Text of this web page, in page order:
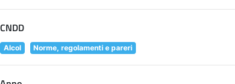
CNDD
Alcol Norme, regolamenti e pareri